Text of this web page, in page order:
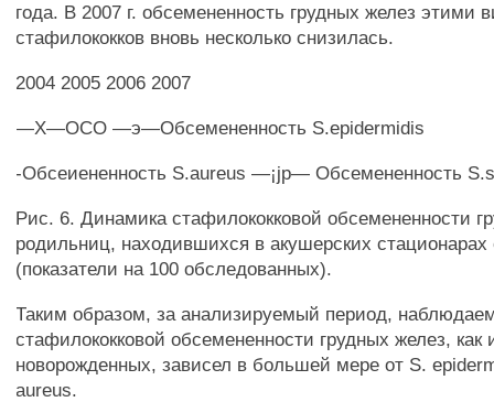
года. В 2007 г. обсемененность грудных желез этими
стафилококков вновь несколько снизилась.
2004 2005 2006 2007
—X—ОСО —э—Обсемененность S.epidermidis
-Обсеиененность S.aureus —¡jp— Обсемененность
Рис. 6. Динамика стафилококковой обсемененности
родильниц, находившихся в акушерских стационарах
(показатели на 100 обследованных).
Таким образом, за анализируемый период,
стафилококковой обсемененности грудных желез, как
новорожденных, зависел в большей мере от S.
aureus.